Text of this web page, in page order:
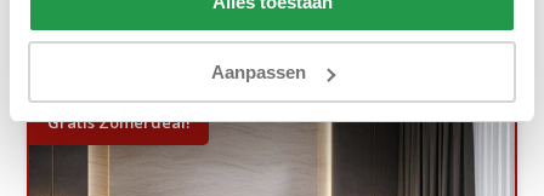
Aanpassen
Gratis Zomerdeal!